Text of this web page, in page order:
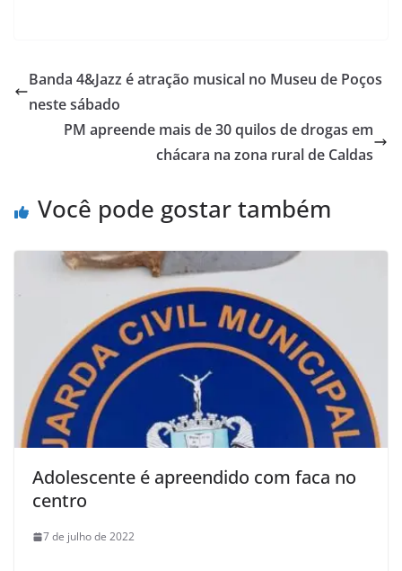
Banda 4&Jazz é atração musical no Museu de Poços
neste sábado
PM apreende mais de 30 quilos de drogas em
chácara na zona rural de Caldas
Você pode gostar também
Adolescente é apreendido com faca no
centro
7 de julho de 2022